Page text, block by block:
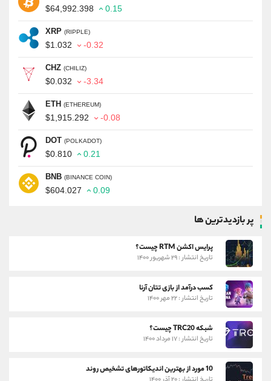
$64,992.398 0.15
XRP (RIPPLE)
$1.032 -0.32
CHZ (CHILIZ)
$0.032 -3.34
ETH (ETHEREUM)
$1,915.292 -0.08
DOT (POLKADOT)
$0.810 0.21
BNB (BINANCE COIN)
$604.027 0.09
پر بازدیدترین ها
پرایس اکشن RTM چیست؟
تاریخ انتشار : ۲۹ شهریور ۱۴۰۰
کسب درآمد از بازی تتان آرنا
تاریخ انتشار : ۲۲ مهر ۱۴۰۰
شبکه TRC20 چیست؟
تاریخ انتشار : ۱۷ مرداد ۱۴۰۰
10 مورد از بهترین اندیکاتورهای تشخیص روند